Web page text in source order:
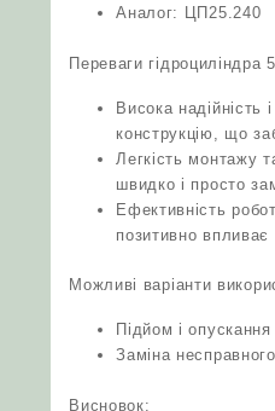
Аналог: ЦП25.240
Переваги гідроциліндра
Висока надійність
конструкцію, що
Легкість монтажу
швидко і просто
Ефективність
позитивно впливає
Можливі варіанти
Підйом і
Заміна
Висновок: